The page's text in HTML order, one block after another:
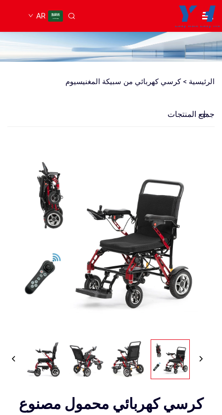
AR
الرئيسية > كرسي كهربائي من سبيكة المغنيسيوم
جميع المنتجات
كرسي كهربائي محمول مصنوع